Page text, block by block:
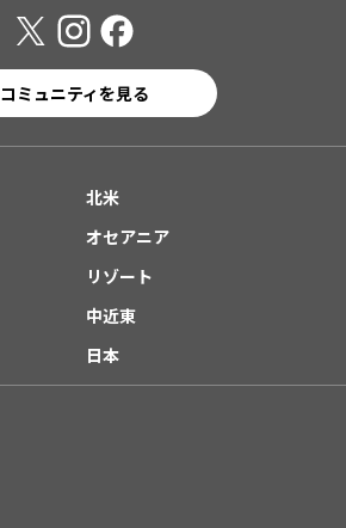
コミュニティを見る
北米
オセアニア
リゾート
中近東
日本